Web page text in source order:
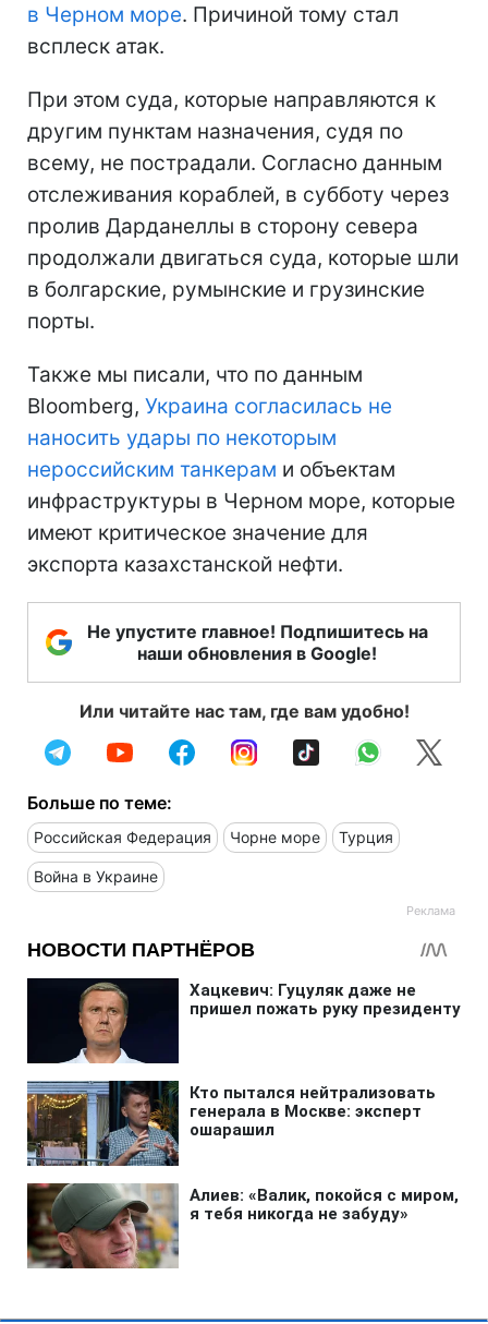
в Черном море. Причиной тому стал
всплеск атак.
При этом суда, которые направляются к
другим пунктам назначения, судя по
всему, не пострадали. Согласно данным
отслеживания кораблей, в субботу через
пролив Дарданеллы в сторону севера
продолжали двигаться суда, которые шли
в болгарские, румынские и грузинские
порты.
Также мы писали, что по данным
Bloomberg, Украина согласилась не
наносить удары по некоторым
нероссийским танкерам и объектам
инфраструктуры в Черном море, которые
имеют критическое значение для
экспорта казахстанской нефти.
Не упустите главное! Подпишитесь на
наши обновления в Google!
Или читайте нас там, где вам удобно!
Больше по теме:
Российская Федерация Чорне море Турция
Война в Украине